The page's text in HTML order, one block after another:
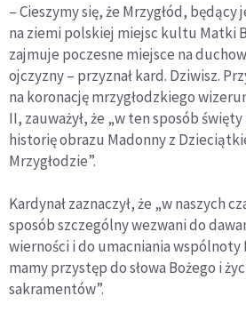
– Cieszymy się, że Mrzygłód,
na ziemi polskiej miejsc kultu Matki
zajmuje poczesne miejsce na
ojczyzny – przyznał kard. Dziwisz.
na koronację mrzygłodzkiego
II, zauważył, że „w ten sposób święty
historię obrazu Madonny z
Mrzygłodzie”.
Kardynał zaznaczył, że „w naszych
sposób szczególny wezwani do
wierności i do umacniania wspólnoty
mamy przystęp do słowa Bożego i
sakramentów”.